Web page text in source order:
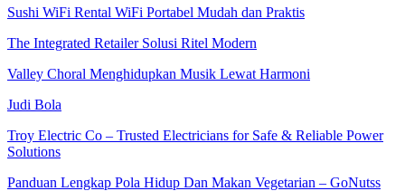
Sushi WiFi Rental WiFi Portabel Mudah dan Praktis
The Integrated Retailer Solusi Ritel Modern
Valley Choral Menghidupkan Musik Lewat Harmoni
Judi Bola
Troy Electric Co – Trusted Electricians for Safe & Reliable Power
Solutions
Panduan Lengkap Pola Hidup Dan Makan Vegetarian – GoNutss